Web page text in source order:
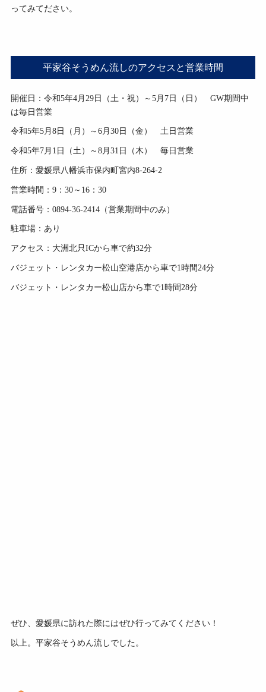
ってみてださい。
平家谷そうめん流しのアクセスと営業時間
開催日：令和5年4月29日（土・祝）～5月7日（日） GW期間中
は毎日営業
令和5年5月8日（月）～6月30日（金） 土日営業
令和5年7月1日（土）～8月31日（木） 毎日営業
住所：愛媛県八幡浜市保内町宮内8-264-2
営業時間：9：30～16：30
電話番号：0894-36-2414（営業期間中のみ）
駐車場：あり
アクセス：大洲北只ICから車で約32分
バジェット・レンタカー松山空港店から車で1時間24分
バジェット・レンタカー松山店から車で1時間28分
ぜひ、愛媛県に訪れた際にはぜひ行ってみてください！
以上。平家谷そうめん流しでした。